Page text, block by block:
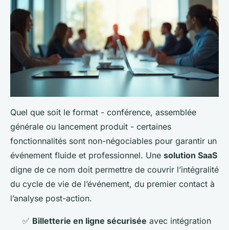
Quel que soit le format - conférence, assemblée
générale ou lancement produit - certaines
fonctionnalités sont non-négociables pour garantir un
événement fluide et professionnel. Une solution SaaS
digne de ce nom doit permettre de couvrir l’intégralité
du cycle de vie de l’événement, du premier contact à
l’analyse post-action.
✅ Billetterie en ligne sécurisée avec intégration